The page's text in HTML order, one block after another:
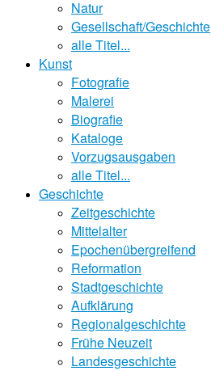
Natur
Gesellschaft/Geschichte
alle Titel...
Kunst
Fotografie
Malerei
Biografie
Kataloge
Vorzugsausgaben
alle Titel...
Geschichte
Zeitgeschichte
Mittelalter
Epochenübergreifend
Reformation
Stadtgeschichte
Aufklärung
Regionalgeschichte
Frühe Neuzeit
Landesgeschichte